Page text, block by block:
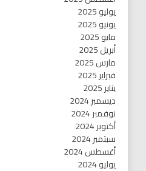
يوليو 2025
يونيو 2025
مايو 2025
أبريل 2025
مارس 2025
فبراير 2025
يناير 2025
ديسمبر 2024
نوفمبر 2024
أكتوبر 2024
سبتمبر 2024
أغسطس 2024
يوليو 2024